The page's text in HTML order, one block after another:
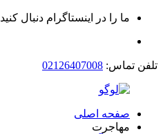
ما را در اینستاگرام دنبال کنید
تلفن تماس: 02126407008
صفحه اصلی
مهاجرت